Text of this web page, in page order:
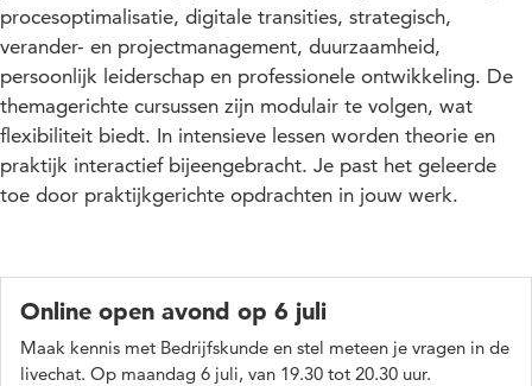
procesoptimalisatie, digitale transities, strategisch,
verander- en projectmanagement, duurzaamheid,
persoonlijk leiderschap en professionele ontwikkeling. De
themagerichte cursussen zijn modulair te volgen, wat
flexibiliteit biedt. In intensieve lessen worden theorie en
praktijk interactief bijeengebracht. Je past het geleerde
toe door praktijkgerichte opdrachten in jouw werk.
Online open avond op 6 juli
Maak kennis met Bedrijfskunde en stel meteen je vragen in de
livechat. Op maandag 6 juli, van 19.30 tot 20.30 uur.